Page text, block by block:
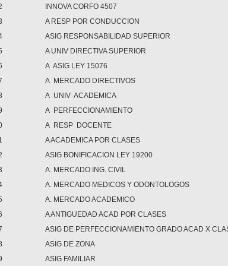
INNOVA CORFO 4507
A RESP POR CONDUCCION
ASIG RESPONSABILIDAD SUPERIOR
A UNIV DIRECTIVA SUPERIOR
A ASIG LEY 15076
A MERCADO DIRECTIVOS
A UNIV ACADEMICA
A PERFECCIONAMIENTO
A RESP DOCENTE
A ACADEMICA POR CLASES
ASIG BONIFICACION LEY 19200
A. MERCADO ING. CIVIL
A. MERCADO MEDICOS Y ODONTOLOGOS
A. MERCADO ACADEMICO
A ANTIGUEDAD ACAD POR CLASES
ASIG DE PERFECCIONAMIENTO GRADO ACAD X
ASIG DE ZONA
ASIG FAMILIAR